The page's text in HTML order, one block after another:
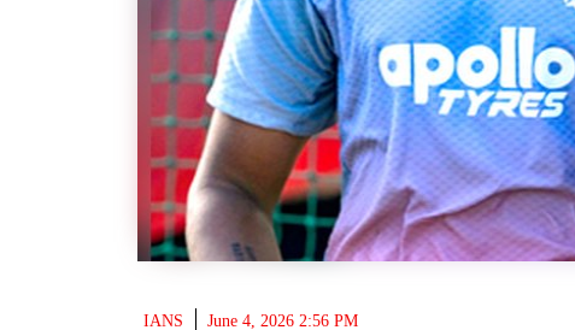
IANS June 4, 2026 2:56 PM